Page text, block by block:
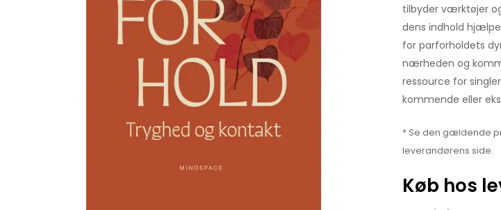
tilbyder værktøjer
dens indhold
for parforholdets
nærheden og
ressource for
kommende eller
* Se den gældende
leverandørens side.
Køb hos